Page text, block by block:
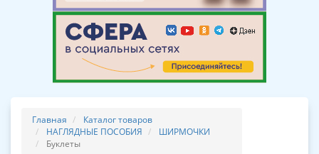
Главная
Каталог товаров
НАГЛЯДНЫЕ ПОСОБИЯ
ШИРМОЧКИ
Буклеты